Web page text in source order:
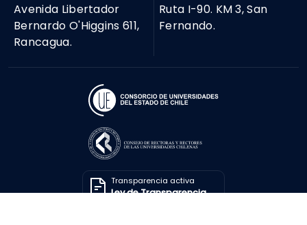
Avenida Libertador
Bernardo O'Higgins 611,
Rancagua.
Ruta I-90. KM 3, San
Fernando.
Transparencia activa
Ley de Transparencia